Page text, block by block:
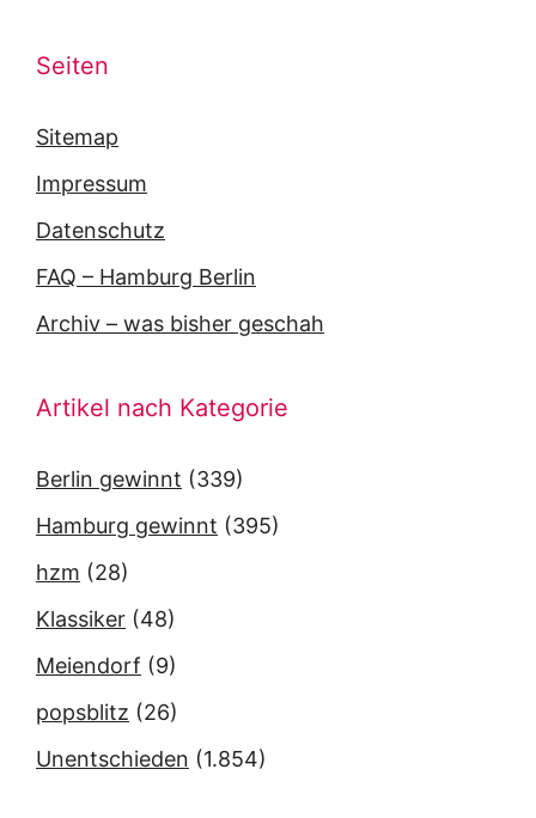
Seiten
Sitemap
Impressum
Datenschutz
FAQ – Hamburg Berlin
Archiv – was bisher geschah
Artikel nach Kategorie
Berlin gewinnt (339)
Hamburg gewinnt (395)
hzm (28)
Klassiker (48)
Meiendorf (9)
popsblitz (26)
Unentschieden (1.854)